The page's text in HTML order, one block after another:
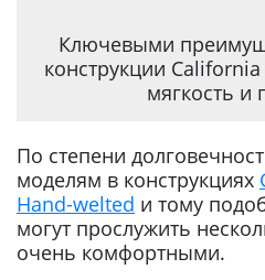
Ключевыми
конструкции
мягкость и
По степени
моделям в конструкциях
Hand-welted и тому
могут прослужить
очень комфортными.